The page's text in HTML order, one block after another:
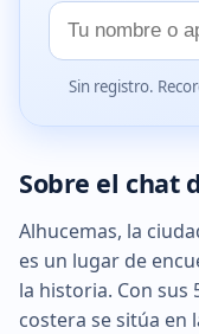
Tu
nombre
Sin registro.
Sobre el chat
Alhucemas, la
es un lugar de
la historia. Con sus
costera se sitúa en